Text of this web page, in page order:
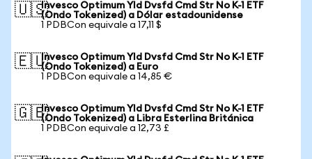
🇺🇸Invesco Optimum Yld Dvsfd Cmd Str No K-1 ETF
(Ondo Tokenized) a Dólar estadounidense
1 PDBCon equivale a 17,11 $
🇪🇺Invesco Optimum Yld Dvsfd Cmd Str No K-1 ETF
(Ondo Tokenized) a Euro
1 PDBCon equivale a 14,85 €
🇬🇧Invesco Optimum Yld Dvsfd Cmd Str No K-1 ETF
(Ondo Tokenized) a Libra Esterlina Británica
1 PDBCon equivale a 12,73 £